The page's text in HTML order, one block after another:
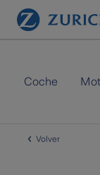
Saltar al contenido
Coche
Volver